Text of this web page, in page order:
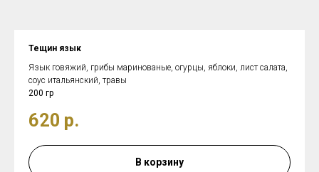
Тещин язык
Язык говяжий, грибы маринованые, огурцы, яблоки, лист салата,
соус итальянский, травы
200 гр
620 р.
В корзину